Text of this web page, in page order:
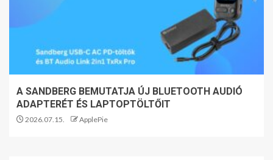
A SANDBERG BEMUTATJA ÚJ BLUETOOTH AUDIÓ
ADAPTERÉT ÉS LAPTOPTÖLTŐIT
2026.07.15. ApplePie